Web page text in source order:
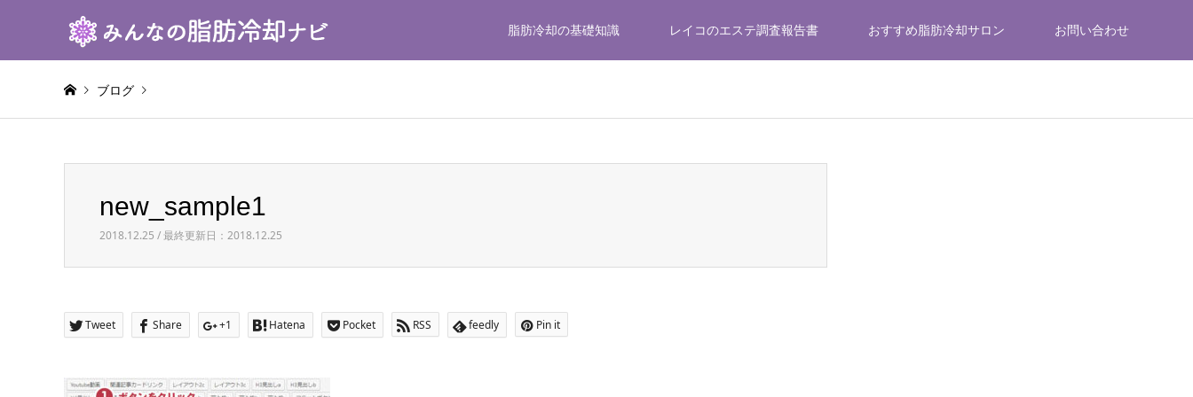
脂肪冷却の基礎知識 レイコのエステ調査報告書 おすすめ脂肪冷却サロン お問い合わせ
ブログ
new_sample1
new_sample1
2018.12.25 / 最終更新日：2018.12.25
Tweet Share +1 Hatena Pocket RSS feedly Pin it